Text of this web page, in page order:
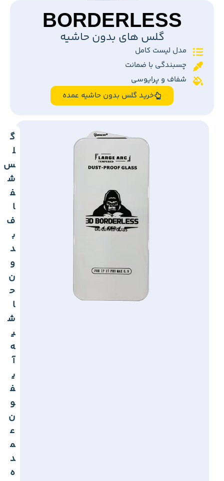
BORDERLESS
گلس های بدون حاشیه
مدل لیست کامل
چسبندگی با ضمانت
شفاف و پرایوسی
خرید گلس بدون حاشیه عمده
گ
ل
س
ش
ف
ا
ف
ب
د
و
ن
ح
ا
ش
ی
ه
آ
ی
ف
و
ن
ع
م
د
ه